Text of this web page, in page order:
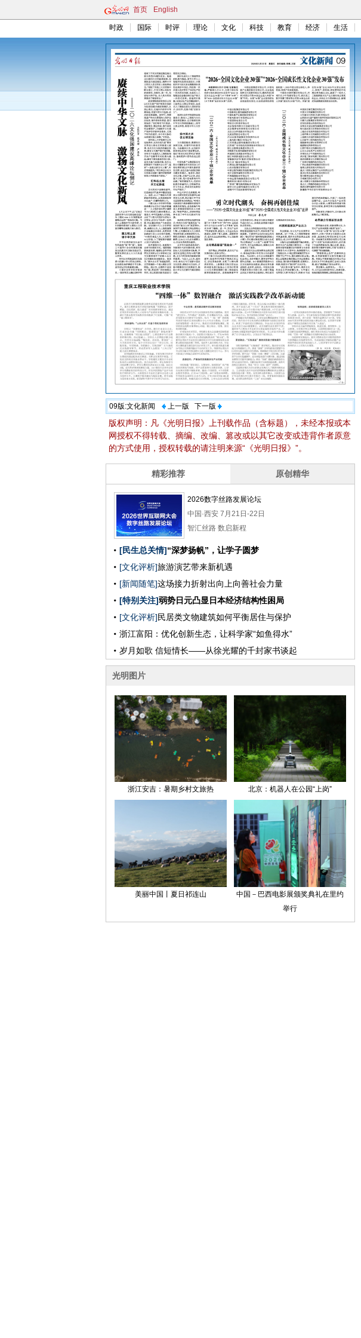
首页 English
时政 国际 时评 理论 文化 科技 教育 经济 生活
09版:文化新闻 上一版 下一版
版权声明：凡《光明日报》上刊载作品（含标题），未经本报或本
网授权不得转载、摘编、改编、篡改或以其它改变或违背作者原意
的方式使用，授权转载的请注明来源“《光明日报》”。